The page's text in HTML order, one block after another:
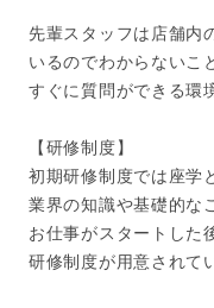
先輩スタッフは店舗内
いるのでわからないこ
すぐに質問ができる環
【研修制度】
初期研修制度では座学
業界の知識や基礎的な
お仕事がスタートした
研修制度が用意されて